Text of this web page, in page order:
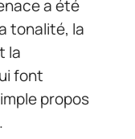
a été
tonalité, la
la
font
propos